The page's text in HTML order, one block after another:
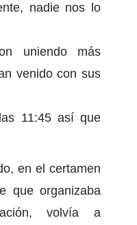
nadie nos lo
uniendo más
venido con sus
11:45 así que
en el certamen
que organizaba
volvía a